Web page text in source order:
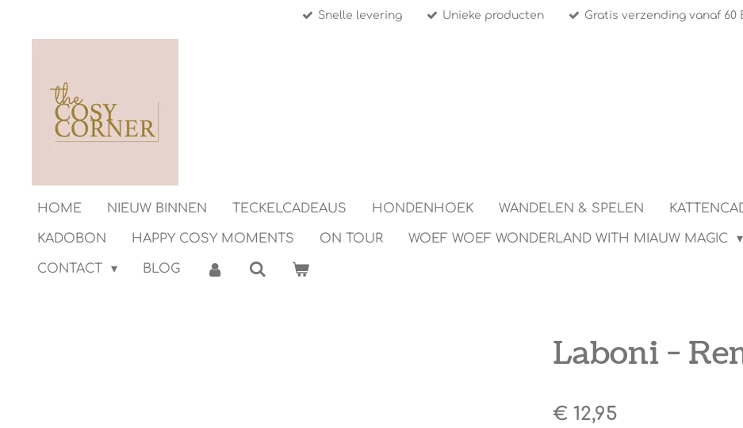
direct
hoofdinhoud
Snelle levering Unieke producten Gratis verzending vanaf 60
HOME NIEUW BINNEN TECKELCADEAUS HONDENHOEK WANDELEN & SPELEN
KADOBON HAPPY COSY MOMENTS ON TOUR WOEF WOEF WONDERLAND WITH MIAUW MAGIC
CONTACT BLOG
Laboni -
€ 12,95